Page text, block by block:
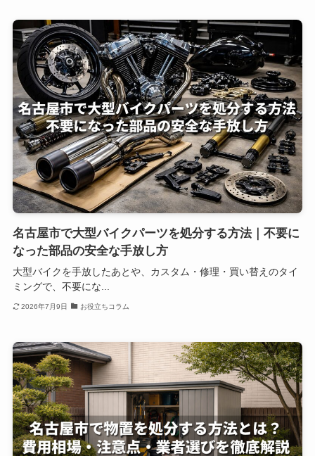
名古屋市で大型バイクパーツを処分する方法｜不要に
なった部品の安全な手放し方
大型バイクを手放したあとや、カスタム・修理・買い替えのタイ
ミングで、不要にな...
2026年7月9日 お役立ちコラム